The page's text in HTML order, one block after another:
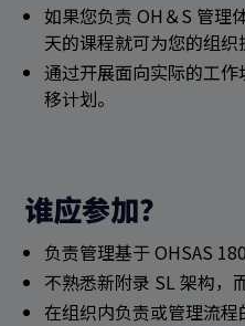
如果您负责 OH＆S 管理
天的课程就可为您的组织
通过开展面向实际的工
移计划。
谁应参加？
负责管理基于 OHSAS
不熟悉新附录 SL 架构，
在组织内负责或管理流程